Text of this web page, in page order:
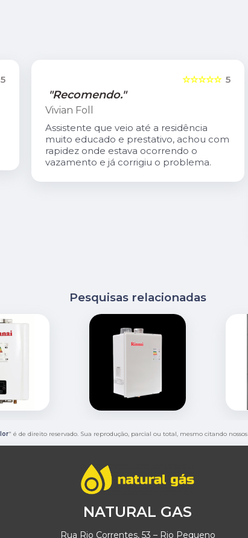
5 5
☆☆☆☆☆
"Recomendo."
Vivian Foll
Assistente que veio até a residência
muito educado e prestativo, achou com
rapidez onde estava ocorrendo o
vazamento e já corrigiu o problema.
Pesquisas relacionadas
" é de direito reservado. Sua reprodução, parcial ou total, mesmo citando
NATURAL GAS
Rua Rio Correntes, 53 – Rio Pequeno